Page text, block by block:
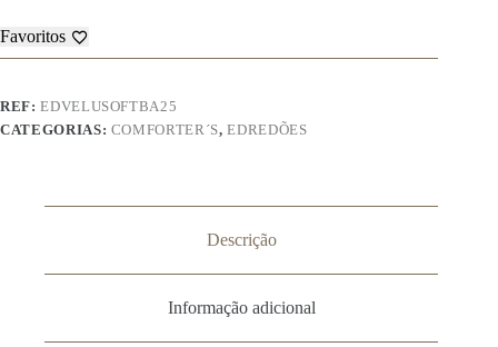
Favoritos
REF:EDVELUSOFTBA25
CATEGORIAS: COMFORTER´S,EDREDÕES
Descrição
Informação adicional